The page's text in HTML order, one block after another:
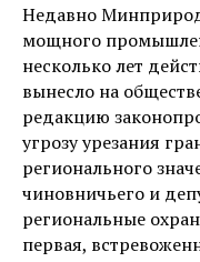
Недавно
мощного
несколько лет
вынесло на
редакцию
угрозу урезания
регионального
чиновничьего и
региональные
первая,